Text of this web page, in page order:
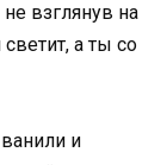
взглянув на
а ты со
и